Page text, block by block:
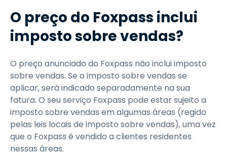
O preço do Foxpass inclui
imposto sobre vendas?
O preço anunciado do Foxpass não inclui imposto
sobre vendas. Se o imposto sobre vendas se
aplicar, será indicado separadamente na sua
fatura. O seu serviço Foxpass pode estar sujeito a
imposto sobre vendas em algumas áreas (regido
pelas leis locais de imposto sobre vendas), uma vez
que o Foxpass é vendido a clientes residentes
nessas áreas.